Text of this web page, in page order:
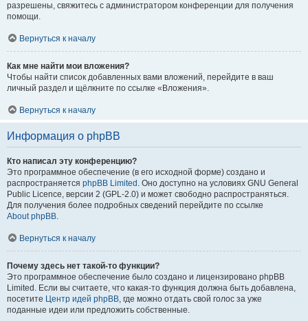
разрешены, свяжитесь с администратором конференции для получения
помощи.
Вернуться к началу
Как мне найти мои вложения?
Чтобы найти список добавленных вами вложений, перейдите в ваш
личный раздел и щёлкните по ссылке «Вложения».
Вернуться к началу
Информация о phpBB
Кто написал эту конференцию?
Это программное обеспечение (в его исходной форме) создано и
распространяется phpBB Limited . Оно доступно на условиях GNU General
Public Licence, версии 2 (GPL-2.0) и может свободно распространяться.
Для получения более подробных сведений перейдите по ссылке
About phpBB.
Вернуться к началу
Почему здесь нет такой-то функции?
Это программное обеспечение было создано и лицензировано phpBB
Limited. Если вы считаете, что какая-то функция должна быть добавлена,
посетите Центр идей phpBB, где можно отдать свой голос за уже
поданные идеи или предложить собственные.